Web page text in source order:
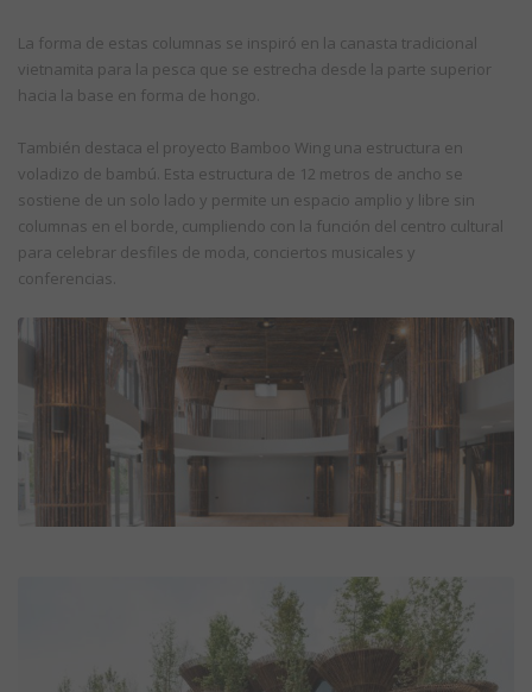
La forma de estas columnas se inspiró en la canasta tradicional
vietnamita para la pesca que se estrecha desde la parte superior
hacia la base en forma de hongo.
También destaca el proyecto Bamboo Wing una estructura en
voladizo de bambú. Esta estructura de 12 metros de ancho se
sostiene de un solo lado y permite un espacio amplio y libre sin
columnas en el borde, cumpliendo con la función del centro cultural
para celebrar desfiles de moda, conciertos musicales y
conferencias.